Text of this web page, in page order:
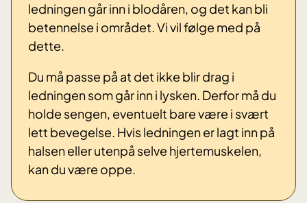
ledningen går inn i blodåren, og det kan bli
betennelse i området. Vi vil følge med på
dette.
Du må passe på at det ikke blir drag i
ledningen som går inn i lysken. Derfor må du
holde sengen, eventuelt bare være i svært
lett bevegelse. Hvis ledningen er lagt inn på
halsen eller utenpå selve hjertemuskelen,
kan du være oppe.